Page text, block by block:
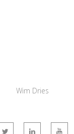
Wim Dries